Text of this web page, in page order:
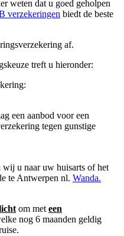
weten dat u goed geholpen
verzekeringen biedt de beste
af.
treft u hieronder:
een aanbod voor een
tegen gunstige
u naar uw huisarts of het
te Antwerpen nl. Wanda.
om met een
nog 6 maanden geldig